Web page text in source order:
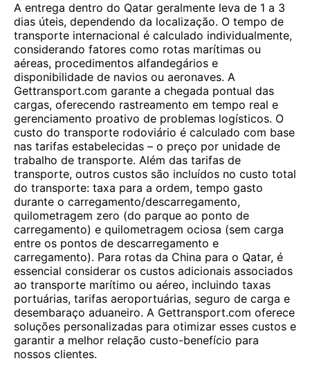
A entrega dentro do Qatar geralmente leva de 1 a 3
dias úteis, dependendo da localização. O tempo de
transporte internacional é calculado individualmente,
considerando fatores como rotas marítimas ou
aéreas, procedimentos alfandegários e
disponibilidade de navios ou aeronaves. A
Gettransport.com garante a chegada pontual das
cargas, oferecendo rastreamento em tempo real e
gerenciamento proativo de problemas logísticos. O
custo do transporte rodoviário é calculado com base
nas tarifas estabelecidas – o preço por unidade de
trabalho de transporte. Além das tarifas de
transporte, outros custos são incluídos no custo total
do transporte: taxa para a ordem, tempo gasto
durante o carregamento/descarregamento,
quilometragem zero (do parque ao ponto de
carregamento) e quilometragem ociosa (sem carga
entre os pontos de descarregamento e
carregamento). Para rotas da China para o Qatar, é
essencial considerar os custos adicionais associados
ao transporte marítimo ou aéreo, incluindo taxas
portuárias, tarifas aeroportuárias, seguro de carga e
desembaraço aduaneiro. A Gettransport.com oferece
soluções personalizadas para otimizar esses custos e
garantir a melhor relação custo-benefício para
nossos clientes.